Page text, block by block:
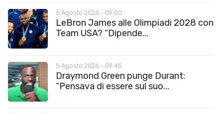
6 Agosto 2026 - 09:00
LeBron James alle Olimpiadi 2028 con
Team USA? “Dipende...
5 Agosto 2026 - 09:45
Draymond Green punge Durant:
“Pensava di essere sul suo...